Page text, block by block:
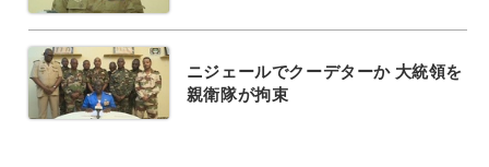
ニジェールでクーデターか 大統領を
親衛隊が拘束